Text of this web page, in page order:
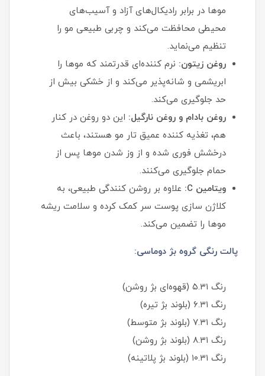
موها در برابر رادیکال‌های آزاد و آسیب‌های
محیطی محافظت می‌کند و چربی طبیعی مو را
تنظیم می‌نماید.
روغن زیتون: نرم‌ کننده‌ای قدرتمند که موها را
ابریشمی و شانه‌پذیر می‌کند و از خشکی بیش از
حد جلوگیری می‌کند.
روغن بادام و روغن نارگیل: این دو روغن در کنار
هم، تغذیه‌ کننده عمیق تار مو هستند، باعث
درخشش فوری شده و از وز شدن موها پس از
حمام جلوگیری می‌کنند.
ویتامین C:
علاوه بر روشن‌ کنندگی طبیعی، به
کلاژن‌ سازی پوست سر کمک کرده و سلامت ریشه
موها را تضمین می‌کند.
پالت رنگی گروه بژ دوماسی:
رنگ ۵.۳۱ (قهوه‌ای بژ روشن)
رنگ ۶.۳۱ (بلوند بژ تیره)
رنگ ۷.۳۱ (بلوند بژ متوسط)
رنگ ۸.۳۱ (بلوند بژ روشن)
رنگ ۱۰.۳۱ (بلوند بژ پلاتینه)